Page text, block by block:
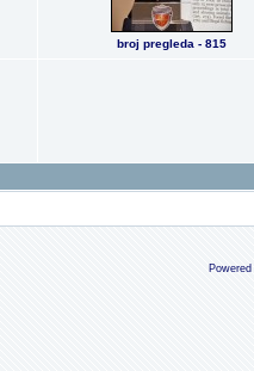
broj pregleda - 815